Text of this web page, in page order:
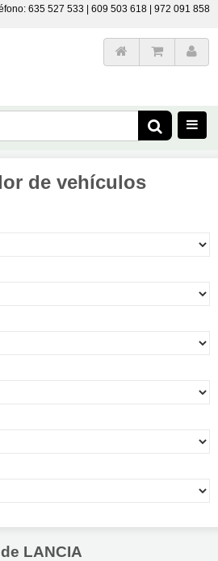
635 527 533 | 609 503 618 | 972 091 858
de vehículos
LANCIA